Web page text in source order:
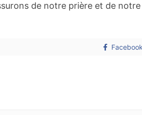
de notre prière et de
Facebook